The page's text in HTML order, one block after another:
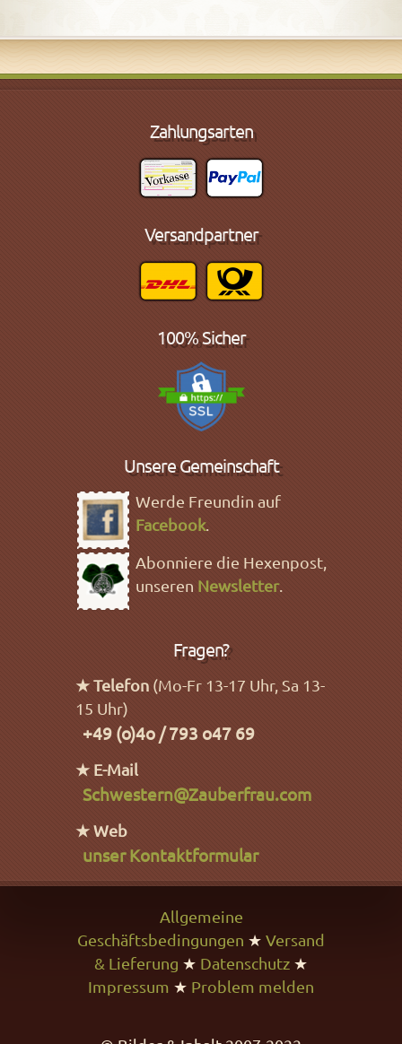
Zahlungsarten
Versandpartner
100% Sicher
Unsere Gemeinschaft
Werde Freundin auf
Facebook.
Abonniere die Hexenpost,
unseren Newsletter.
Fragen?
★ Telefon (Mo-Fr 13-17 Uhr, Sa 13-
15 Uhr)
+49 (o)4o / 793 o47 69
★ E-Mail
Schwestern@Zauberfrau.com
★ Web
unser Kontaktformular
Allgemeine
Geschäftsbedingungen ★ Versand
& Lieferung ★ Datenschutz ★
Impressum ★ Problem melden